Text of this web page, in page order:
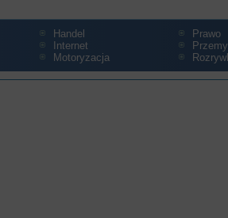
Handel
Internet
Motoryzacja
Prawo